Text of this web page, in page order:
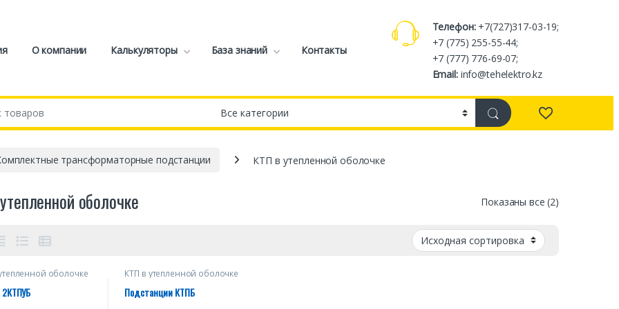
О компании Калькуляторы База знаний Контакты
Телефон:+7(727)317-03-19;
+7 (775) 255-55-44;
+7 (777) 776-69-07;
Email:info@tehelektro.kz
трансформаторные подстанции КТП в утепленной оболочке
оболочке Показаны все (2)
оболочке КТП в утепленной оболочке
Подстанции КТПБ